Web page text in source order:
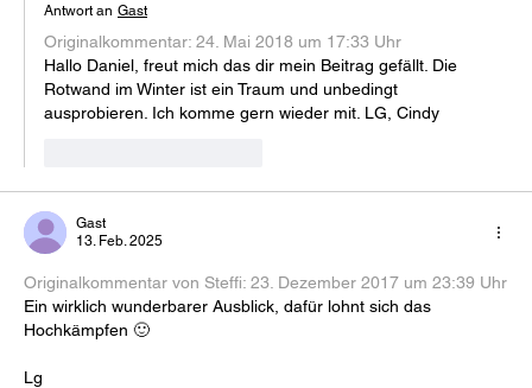
Antwort an Gast
Originalkommentar: 24. Mai 2018 um 17:33 Uhr
Hallo Daniel, freut mich das dir mein Beitrag gefällt. Die
Rotwand im Winter ist ein Traum und unbedingt
ausprobieren. Ich komme gern wieder mit. LG, Cindy
Gast
13. Feb. 2025
Originalkommentar von Steffi: 23. Dezember 2017 um 23:39 Uhr
Ein wirklich wunderbarer Ausblick, dafür lohnt sich das
Hochkämpfen 🙂
Lg